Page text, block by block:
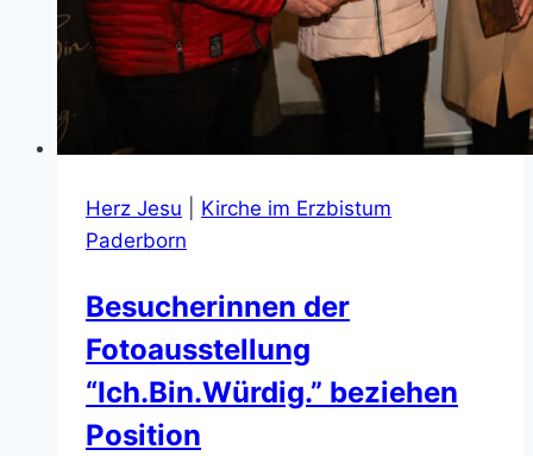
Herz Jesu
Kirche im Erzbistum
Paderborn
Besucherinnen der
Fotoausstellung
“Ich.Bin.Würdig.” beziehen
Position